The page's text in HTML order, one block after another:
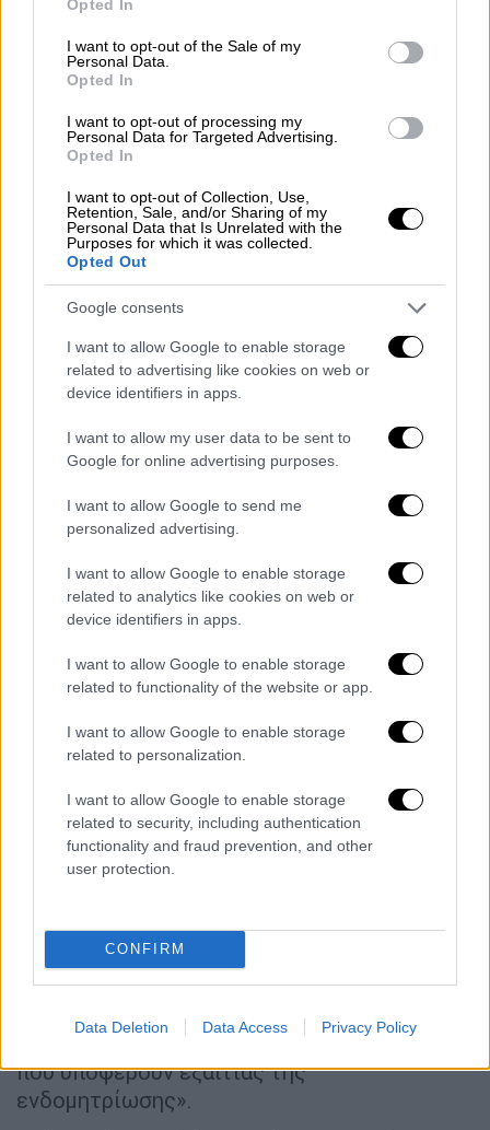
use your data for below specified purposes in below Google
consent section.
Opted In
I want to opt-out of the Sale of my
Personal Data.
Opted In
I want to opt-out of processing my
Personal Data for Targeted Advertising.
Opted In
I want to opt-out of Collection, Use,
Retention, Sale, and/or Sharing of my
Personal Data that Is Unrelated with the
Purposes for which it was collected.
Opted Out
Google consents
I want to allow Google to enable storage
related to advertising like cookies on web or
device identifiers in apps.
I want to allow my user data to be sent to
Google for online advertising purposes.
I want to allow Google to send me
personalized advertising.
I want to allow Google to enable storage
related to analytics like cookies on web or
device identifiers in apps.
I want to allow Google to enable storage
related to functionality of the website or app.
I want to allow Google to enable storage
related to personalization.
I want to allow Google to enable storage
related to security, including authentication
functionality and fraud prevention, and other
user protection.
CONFIRM
Data Deletion Data Access Privacy Policy
Πάνω από 20 καταγγελίες στον
διευθυντή γυναικολογικού τμήματος
του νοσοκομείου που εργαζόταν η
Ζαχαροπούλου
Στην περίπτωση του νοσοκομείου στο οποίο
εργαζόταν το 2016 η Χρυσούλα
Ζαχαροπούλου, ο διευθυντήςτου
γυναικολογικού τμήματοςέχει δεχτεί πάνω
από 20 καταγγελίες , η μια εκ των οποίων
έχει οδηγηθεί στη δικαιοσύνη με την
άσκησης βίας από πρόσωπο που ασκεί
δημόσιο λειτούργημα.
Ο εν λόγω διευθυντής θεωρείται από τους
συναδέλφους του, σύμφωνα με
ένας από τους καλύτερους γυναικολόγους
της Γαλλίας με διεθνή αναγνώριση. Ο ίδιος
έχει αρνηθεί τις κατηγορίες, ενώ, όπως
ανέφεραν αρμόδιοι νοσοκομειακοί
παράγοντες της Γαλλίας, δεν έχει υποβληθεί
ως τώρακαμία επίσημη καταγγελία κατά της
Αντιθέτως, σε ηλεκτρονικό του μήνυμα ο
διευθυντής των νοσοκομείων του Παρισιού
τη χαρακτηρίζει «ιατρό που αγωνίζεται για
την καλύτερη αντιμετώπιση των γυναικών
που υποφέρουν εξαιτίας της
ενδομητρίωσης».